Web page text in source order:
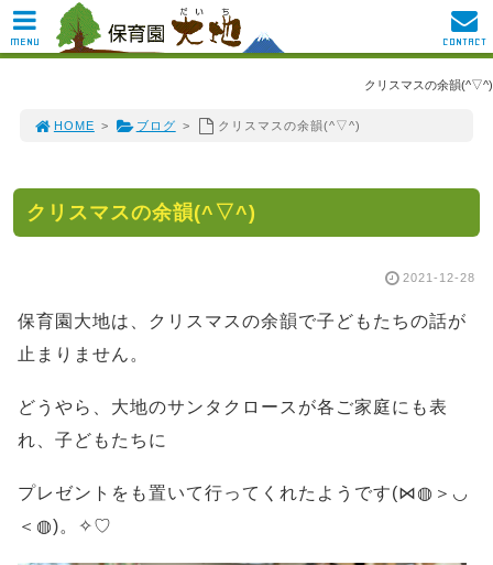
クリスマスの余韻(^▽^)
HOME > ブログ > クリスマスの余韻(^▽^)
クリスマスの余韻(^▽^)
2021-12-28
保育園大地は、クリスマスの余韻で子どもたちの話が
止まりません。
どうやら、大地のサンタクロースが各ご家庭にも表
れ、子どもたちに
プレゼントをも置いて行ってくれたようです(⋈◍＞◡
＜◍)。✧♡
MENU CONTACT